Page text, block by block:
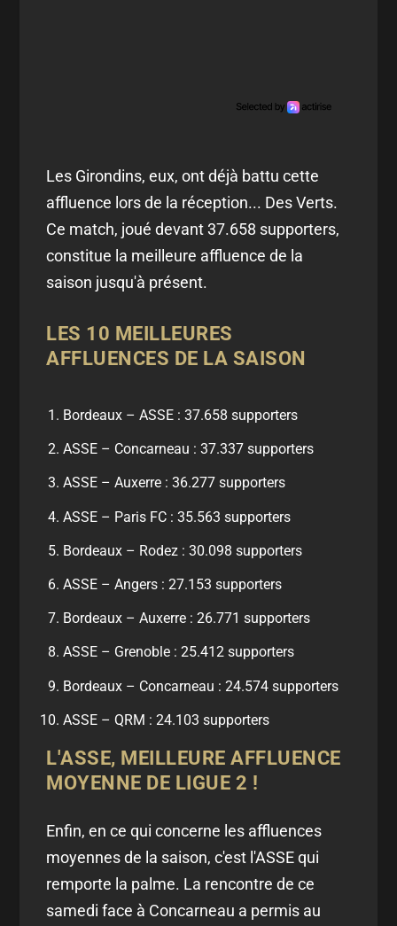
Les Girondins, eux, ont déjà battu cette
affluence lors de la réception... Des Verts.
Ce match, joué devant 37.658 supporters,
constitue la meilleure affluence de la
saison jusqu'à présent.
LES 10 MEILLEURES
AFFLUENCES DE LA SAISON
Bordeaux – ASSE : 37.658 supporters
ASSE – Concarneau : 37.337 supporters
ASSE – Auxerre : 36.277 supporters
ASSE – Paris FC : 35.563 supporters
Bordeaux – Rodez : 30.098 supporters
ASSE – Angers : 27.153 supporters
Bordeaux – Auxerre : 26.771 supporters
ASSE – Grenoble : 25.412 supporters
Bordeaux – Concarneau : 24.574 supporters
ASSE – QRM : 24.103 supporters
L'ASSE, MEILLEURE AFFLUENCE
MOYENNE DE LIGUE 2 !
Enfin, en ce qui concerne les affluences
moyennes de la saison, c'est l'ASSE qui
remporte la palme. La rencontre de ce
samedi face à Concarneau a permis au